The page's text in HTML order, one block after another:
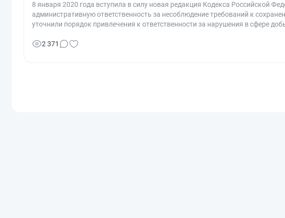
8 января 2020 года вступила в силу новая редакция Кодекса Российской
административную ответственность за несоблюдение требований к
уточнили порядок привлечения к ответственности за нарушения в сфере
2 371